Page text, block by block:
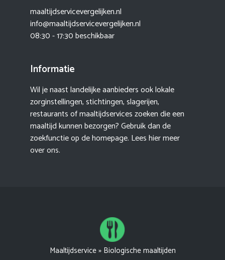
maaltijdservicevergelijken.nl
info@maaltijdservicevergelijken.nl
08:30 - 17:30 beschikbaar
Informatie
Wil je naast landelijke aanbieders ook lokale
zorginstellingen, stichtingen, slagerijen,
restaurants of maaltijdservices zoeken die een
maaltijd kunnen bezorgen? Gebruik dan de
zoekfunctie op de homepage. Lees hier meer
over ons.
Maaltijdservice» Biologische maaltijden